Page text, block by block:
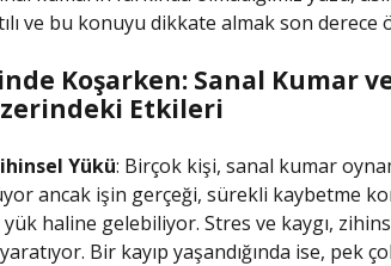
ve bu konuyu dikkate almak son derece
Koşarken: Sanal Kumar
Etkileri
Yükü: Birçok kişi, sanal kumar
ancak işin gerçeği, sürekli kaybetme
haline gelebiliyor. Stres ve kaygı,
Bir kayıp yaşandığında ise, pek